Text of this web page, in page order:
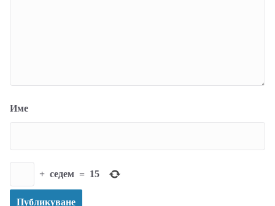
Име
+ седем = 15